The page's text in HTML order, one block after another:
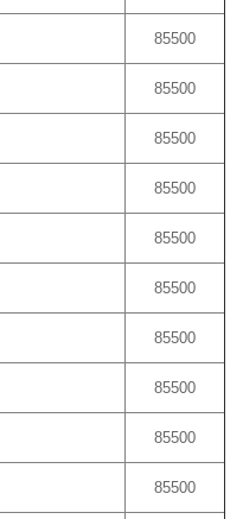
85500
85500
85500
85500
85500
85500
85500
85500
85500
85500